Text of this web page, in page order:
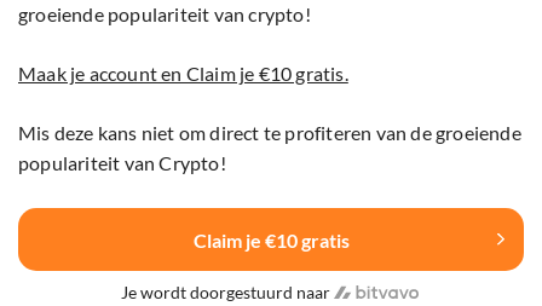
groeiende populariteit van crypto!
Maak je account en Claim je €10 gratis.
Mis deze kans niet om direct te profiteren van de groeiende
populariteit van Crypto!
Claim je €10 gratis
Je wordt doorgestuurd naar